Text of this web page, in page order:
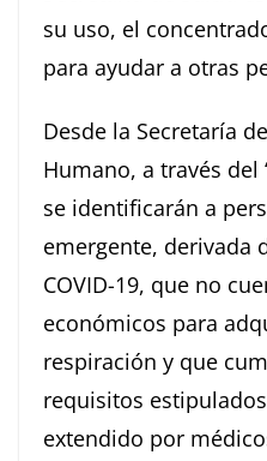
su uso, el
para ayudar a otras
Desde la Secretaría
Humano, a través del
se identificarán a
emergente, derivada
COVID-19, que no
económicos para
respiración y que
requisitos
extendido por